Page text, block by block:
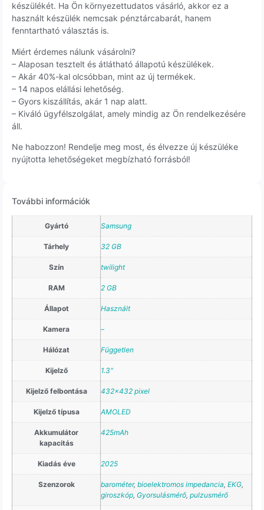
készülékét. Ha Ön környezettudatos vásárló, akkor ez a
használt készülék nemcsak pénztárcabarát, hanem
fenntartható választás is.
Miért érdemes nálunk vásárolni?
– Alaposan tesztelt és átlátható állapotú készülékek.
– Akár 40%-kal olcsóbban, mint az új termékek.
– 14 napos elállási lehetőség.
– Gyors kiszállítás, akár 1 nap alatt.
– Kiváló ügyfélszolgálat, amely mindig az Ön rendelkezésére
áll.
Ne habozzon! Rendelje meg most, és élvezze új készüléke
nyújtotta lehetőségeket megbízható forrásból!
További információk
Gyártó Samsung
Tárhely 32 GB
Szín twilight
RAM 2 GB
Állapot Használt
Kamera –
Hálózat Független
Kijelző 1.3"
Kijelző felbontása 432×432 pixel
Kijelző típusa AMOLED
Akkumulátor
kapacitás
425mAh
Kiadás éve 2025
Szenzorok barométer, bioelektromos impedancia, EKG,
giroszkóp, Gyorsulásmérő, pulzusmérő